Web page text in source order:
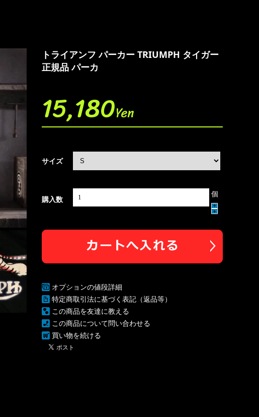
トライアンフ パーカー TRIUMPH タイガー
正規品 パーカ
15,180Yen
サイズ
購入数
個
オプションの値段詳細
特定商取引法に基づく表記（返品等）
この商品を友達に教える
この商品について問い合わせる
買い物を続ける